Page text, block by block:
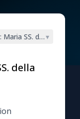
SS. della Catena
▾
della